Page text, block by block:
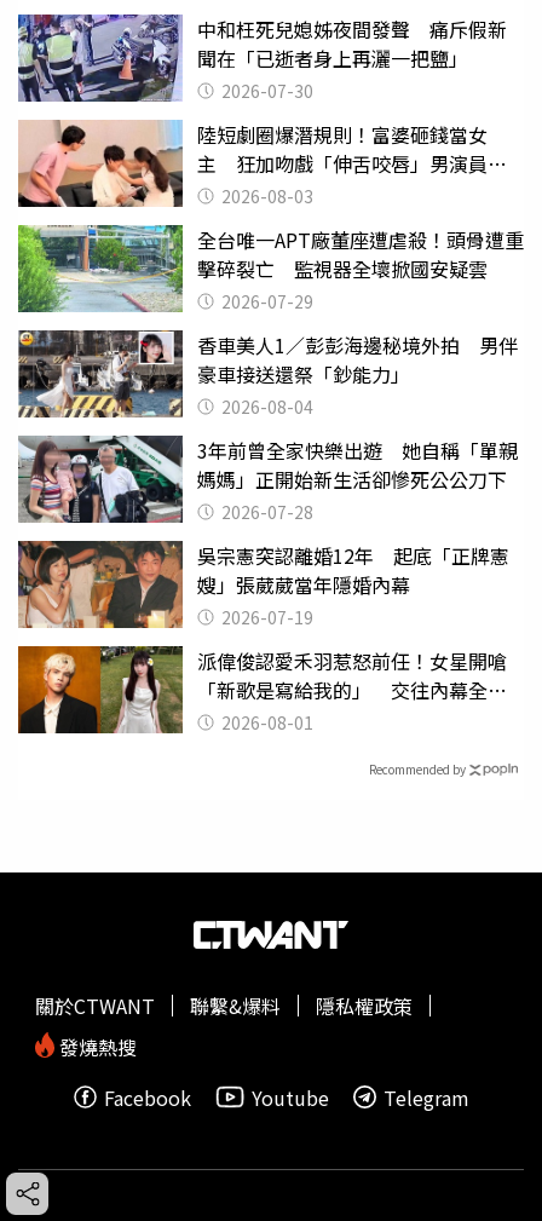
中和枉死兒媳姊夜間發聲 痛斥假新
聞在「已逝者身上再灑一把鹽」
2026-07-30
陸短劇圈爆潛規則！富婆砸錢當女
主 狂加吻戲「伸舌咬唇」男演員崩
潰 2026-08-03
全台唯一APT廠董座遭虐殺！頭骨遭重
擊碎裂亡 監視器全壞掀國安疑雲
2026-07-29
香車美人1／彭彭海邊秘境外拍 男伴
豪車接送還祭「鈔能力」
2026-08-04
3年前曾全家快樂出遊 她自稱「單親
媽媽」正開始新生活卻慘死公公刀下
2026-07-28
吳宗憲突認離婚12年 起底「正牌憲
嫂」張葳葳當年隱婚內幕
2026-07-19
派偉俊認愛禾羽惹怒前任！女星開嗆
「新歌是寫給我的」 交往內幕全說
了 2026-08-01
Recommended by
關於CTWANT 聯繫&爆料
隱私權政策
發燒熱搜
Facebook
Youtube Telegram